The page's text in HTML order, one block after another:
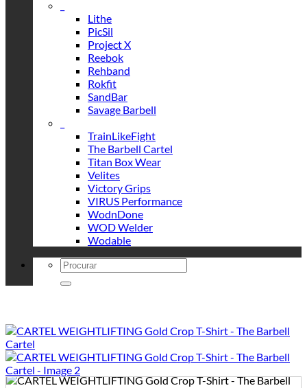
Lithe
PicSil
Project X
Reebok
Rehband
Rokfit
SandBar
Savage Barbell
TrainLikeFight
The Barbell Cartel
Titan Box Wear
Velites
Victory Grips
VIRUS Performance
WodnDone
WOD Welder
Wodable
Search
for: